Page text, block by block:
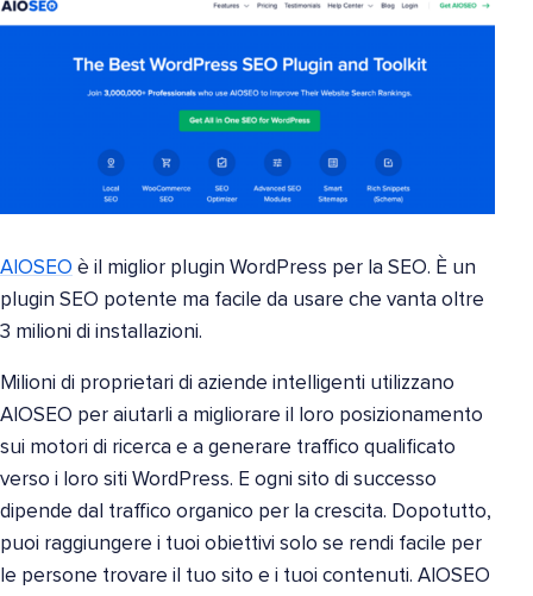
AIOSEO è il miglior plugin WordPress per la SEO. È un
plugin SEO potente ma facile da usare che vanta oltre
3 milioni di installazioni.
Milioni di proprietari di aziende intelligenti utilizzano
AIOSEO per aiutarli a migliorare il loro posizionamento
sui motori di ricerca e a generare traffico qualificato
verso i loro siti WordPress. E ogni sito di successo
dipende dal traffico organico per la crescita. Dopotutto,
puoi raggiungere i tuoi obiettivi solo se rendi facile per
le persone trovare il tuo sito e i tuoi contenuti. AIOSEO